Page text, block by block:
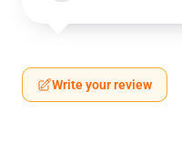
Write your review